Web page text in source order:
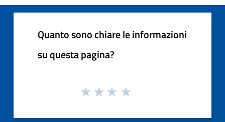
Quanto sono chiare le informazioni
su questa pagina?